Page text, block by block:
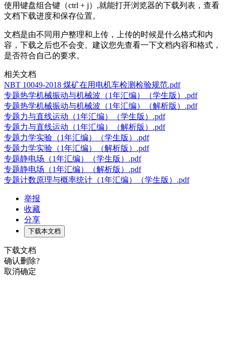
使用键盘组合键（ctrl + j）,就能打开浏览器的下载列表，查看
文档下载进度和保存位置。
文档是由不同用户整理和上传，上传的时候是什么格式和内
容，下载之后也不会变。建议您先查看一下文档内容和格式，
是否符合自己的要求。
相关文档
NBT 10049-2018 煤矿在用电机车检测检验规范.pdf
专题热学机械振动与机械波（1年汇编）（学生版）.pdf
专题热学机械振动与机械波（1年汇编）（解析版）.pdf
专题力与直线运动（1年汇编）（学生版）.pdf
专题力与直线运动（1年汇编）（解析版）.pdf
专题力学实验（1年汇编）（学生版）.pdf
专题力学实验（1年汇编）（解析版）.pdf
专题静电场（1年汇编）（学生版）.pdf
专题静电场（1年汇编）（解析版）.pdf
专题计数原理与概率统计（1年汇编）（学生版）.pdf
举报
收藏
分享
下载本文档
下载文档
确认删除?
取消确定